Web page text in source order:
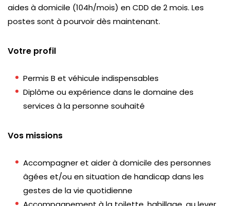
aides à domicile (104h/mois) en CDD de 2 mois. Les
postes sont à pourvoir dès maintenant.
Votre profil
Permis B et véhicule indispensables
Diplôme ou expérience dans le domaine des
services à la personne souhaité
Vos missions
Accompagner et aider à domicile des personnes
âgées et/ou en situation de handicap dans les
gestes de la vie quotidienne